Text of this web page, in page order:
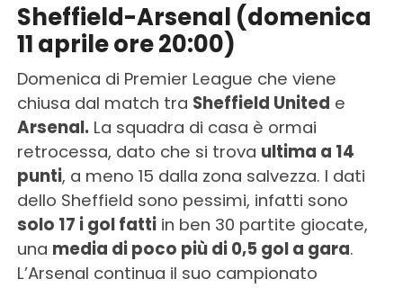
Sheffield-Arsenal (domenica
11 aprile ore 20:00)
Domenica di Premier League che viene
chiusa dal match tra Sheffield United e
Arsenal. La squadra di casa è ormai
retrocessa, dato che si trova ultima a 14
punti, a meno 15 dalla zona salvezza. I dati
dello Sheffield sono pessimi, infatti sono
solo 17 i gol fattiin ben 30 partite giocate,
una media di poco più di 0,5 gol a gara.
L’Arsenal continua il suo campionato